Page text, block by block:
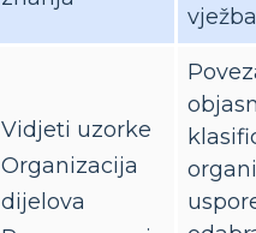
Vidjeti uzorke
Organizacija
dijelova